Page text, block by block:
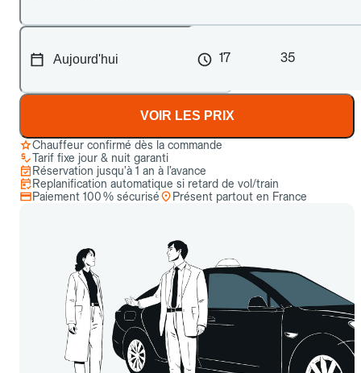
17 35
VOIR LES PRIX
Chauffeur confirmé dès la commande
Tarif fixe jour & nuit garanti
Réservation jusqu’à 1 an à l’avance
Replanification automatique si retard de vol/train
Paiement 100 % sécurisé
Présent partout en France